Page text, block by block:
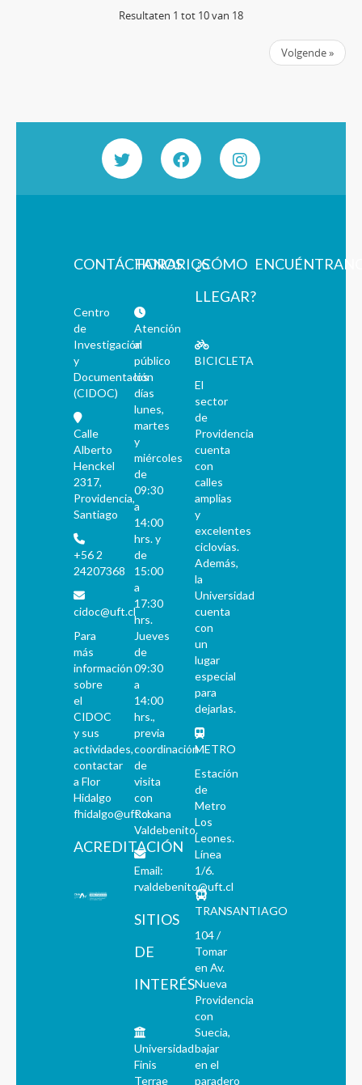
Resultaten 1 tot 10 van 18
Volgende »
CONTÁCTANOS
Centro
de
Investigación
y
Documentación
(CIDOC)
Calle
Alberto
Henckel
2317,
Providencia,
Santiago
+56 2
24207368
cidoc@uft.cl
Para
más
información
sobre
el
CIDOC
y sus
actividades,
contactar
a Flor
Hidalgo
fhidalgo@uft.cl
ACREDITACIÓN
HORARIOS
Atención
al
público
los
días
lunes,
martes
y
miércoles
de
09:30
a
14:00
hrs. y
de
15:00
a
17:30
hrs.
Jueves
de
09:30
a
14:00
hrs.,
previa
coordinación
de
visita
con
Roxana
Valdebenito.
Email:
rvaldebenito@uft.cl
SITIOS
DE
INTERÉS
Universidad
Finis
Terrae
¿CÓMO
LLEGAR?
BICICLETA
El
sector
de
Providencia
cuenta
con
calles
amplias
y
excelentes
ciclovías.
Además,
la
Universidad
cuenta
con
un
lugar
especial
para
dejarlas.
METRO
Estación
de
Metro
Los
Leones.
Línea
1/6.
TRANSANTIAGO
104 /
Tomar
en Av.
Nueva
Providencia
con
Suecia,
bajar
en el
paradero